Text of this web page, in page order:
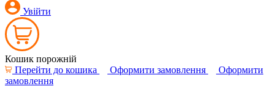
Увійти
Кошик порожній
Перейти до кошика
Оформити замовлення
Оформити
замовлення